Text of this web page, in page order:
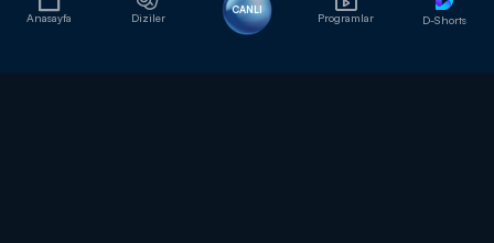
Anasayfa Diziler
CANLI
Programlar D-Shorts